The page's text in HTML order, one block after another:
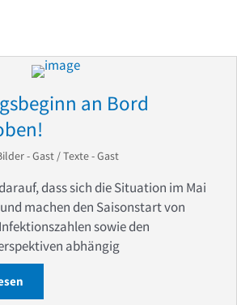
an Bord
- Gast /Texte - Gast
dass sich die Situation im Mai
machen den Saisonstart von
sowie den
abhängig